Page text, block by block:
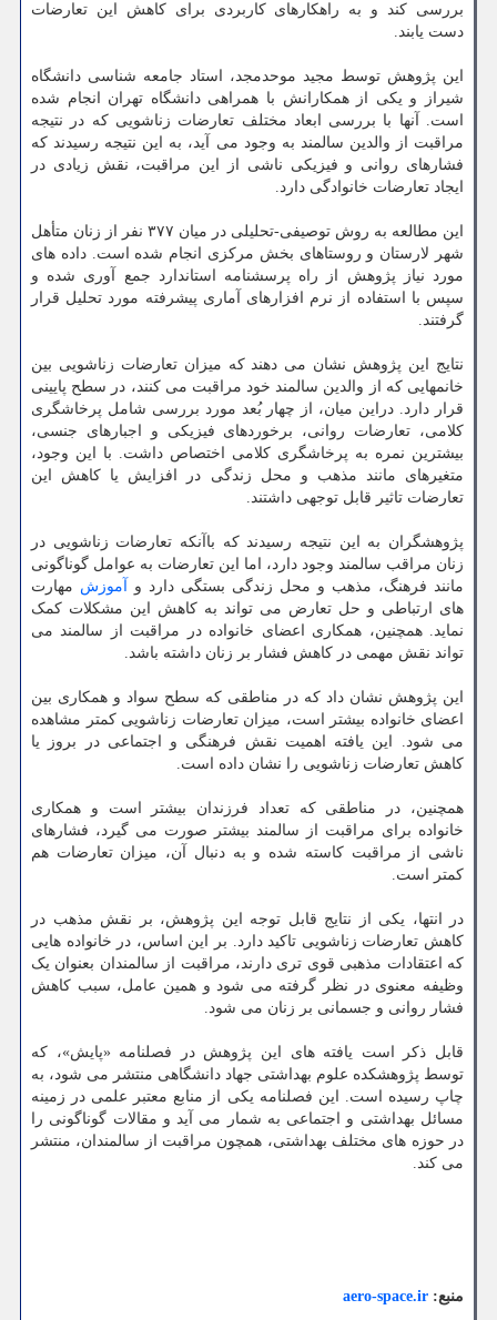
بررسی کند و به راهکارهای کاربردی برای کاهش این تعارضات
دست یابند.
این پژوهش توسط مجید موحدمجد، استاد جامعه شناسی دانشگاه
شیراز و یکی از همکارانش با همراهی دانشگاه تهران انجام شده
است. آنها با بررسی ابعاد مختلف تعارضات زناشویی که در نتیجه
مراقبت از والدین سالمند به وجود می آید، به این نتیجه رسیدند که
فشارهای روانی و فیزیکی ناشی از این مراقبت، نقش زیادی در
ایجاد تعارضات خانوادگی دارد.
این مطالعه به روش توصیفی-تحلیلی در میان ۳۷۷ نفر از زنان متأهل
شهر لارستان و روستاهای بخش مرکزی انجام شده است. داده های
مورد نیاز پژوهش از راه پرسشنامه استاندارد جمع آوری شده و
سپس با استفاده از نرم افزارهای آماری پیشرفته مورد تحلیل قرار
گرفتند.
نتایج این پژوهش نشان می دهند که میزان تعارضات زناشویی بین
خانمهایی که از والدین سالمند خود مراقبت می کنند، در سطح پایینی
قرار دارد. دراین میان، از چهار بُعد مورد بررسی شامل پرخاشگری
کلامی، تعارضات روانی، برخوردهای فیزیکی و اجبارهای جنسی،
بیشترین نمره به پرخاشگری کلامی اختصاص داشت. با این وجود،
متغیرهای مانند مذهب و محل زندگی در افزایش یا کاهش این
تعارضات تاثیر قابل توجهی داشتند.
پژوهشگران به این نتیجه رسیدند که باآنکه تعارضات زناشویی در
زنان مراقب سالمند وجود دارد، اما این تعارضات به عوامل گوناگونی
مانند فرهنگ، مذهب و محل زندگی بستگی دارد و
آموزش مهارت
های ارتباطی و حل تعارض می تواند به کاهش این مشکلات کمک
نماید. همچنین، همکاری اعضای خانواده در مراقبت از سالمند می
تواند نقش مهمی در کاهش فشار بر زنان داشته باشد.
این پژوهش نشان داد که در مناطقی که سطح سواد و همکاری بین
اعضای خانواده بیشتر است، میزان تعارضات زناشویی کمتر مشاهده
می شود. این یافته اهمیت نقش فرهنگی و اجتماعی در بروز یا
کاهش تعارضات زناشویی را نشان داده است.
همچنین، در مناطقی که تعداد فرزندان بیشتر است و همکاری
خانواده برای مراقبت از سالمند بیشتر صورت می گیرد، فشارهای
ناشی از مراقبت کاسته شده و به دنبال آن، میزان تعارضات هم
کمتر است.
در انتها، یکی از نتایج قابل توجه این پژوهش، بر نقش مذهب در
کاهش تعارضات زناشویی تاکید دارد. بر این اساس، در خانواده هایی
که اعتقادات مذهبی قوی تری دارند، مراقبت از سالمندان بعنوان یک
وظیفه معنوی در نظر گرفته می شود و همین عامل، سبب کاهش
فشار روانی و جسمانی بر زنان می شود.
قابل ذکر است یافته های این پژوهش در فصلنامه «پایش»، که
توسط پژوهشکده علوم بهداشتی جهاد دانشگاهی منتشر می شود، به
چاپ رسیده است. این فصلنامه یکی از منابع معتبر علمی در زمینه
مسائل بهداشتی و اجتماعی به شمار می آید و مقالات گوناگونی را
در حوزه های مختلف بهداشتی، همچون مراقبت از سالمندان، منتشر
می کند.
منبع: aero-space.ir